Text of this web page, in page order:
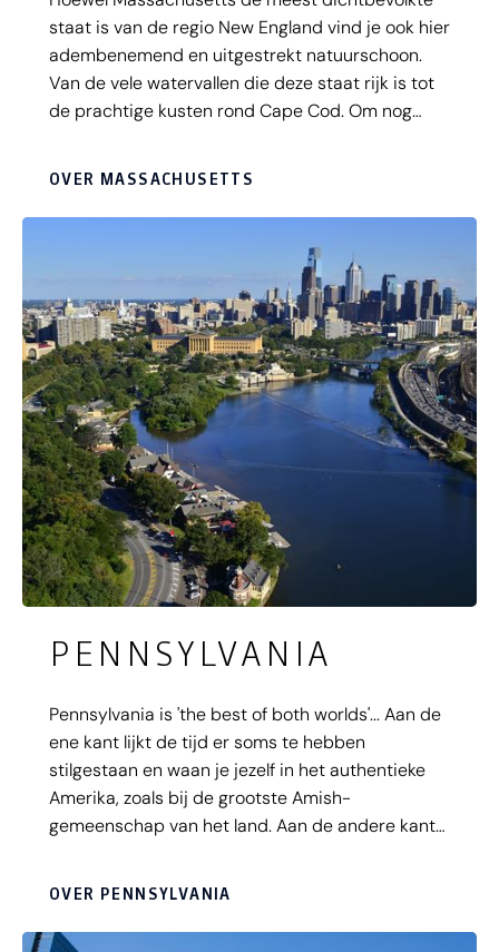
staat is van de regio New England vind je ook hier
adembenemend en uitgestrekt natuurschoon.
Van de vele watervallen die deze staat rijk is tot
de prachtige kusten rond Cape Cod. Om nog
Kortom: Massachusetts heeft alles in huis voor
OVER MASSACHUSETTS
PENNSYLVANIA
Pennsylvania is 'the best of both worlds'... Aan de
ene kant lijkt de tijd er soms te hebben
stilgestaan en waan je jezelf in het authentieke
Amerika, zoals bij de grootste Amish-
gemeenschap van het land. Aan de andere kant
Pennsylvania op je travellist te zetten, juist
OVER PENNSYLVANIA